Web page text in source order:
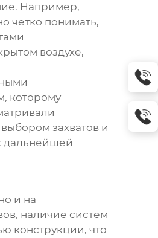
Например,
четко понимать,
воздухе,
которому
захватов и
дальнейшей
и на
наличие систем
конструкции, что